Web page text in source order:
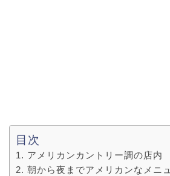
目次
アメリカンカントリー調の店内
朝から夜までアメリカンなメニ